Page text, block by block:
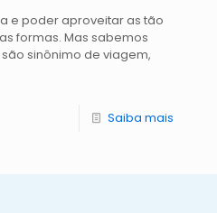
e poder aproveitar as tão
formas. Mas sabemos
sinônimo de viagem,
Saiba mais